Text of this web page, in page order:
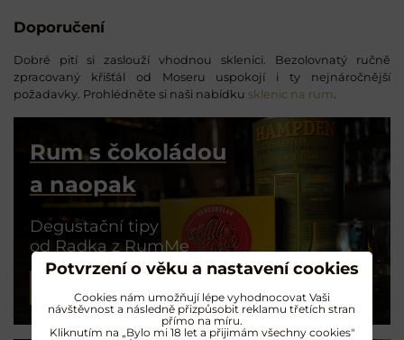
Doporučení
Dobré pití si zaslouží vhodnou sklenici. Bezolovnatý ručně
zpracovaný křišťál od Moseru uspokojí i ty nejnáročnější
požadavky. Prohlédněte si naši nabídku sklenic na rum
Rum s čokoládou
a naopak
Degustační tipy
od Radka z RumMe
Potvrzení o věku a nastavení cookies
Cookies nám umožňují lépe vyhodnocovat Vaši
návštěvnost a následně přizpůsobit reklamu třetích stran
přímo na míru.
Kliknutím na „Bylo mi 18 let a přijimám všechny cookies"